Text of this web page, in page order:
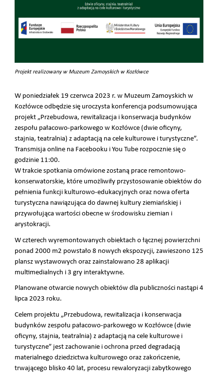
Projekt realizowany w Muzeum Zamoyskich w Kozłówce
W poniedziałek 19 czerwca 2023 r. w Muzeum Zamoyskich w
Kozłówce odbędzie się uroczysta konferencja podsumowująca
projekt „Przebudowa, rewitalizacja i konserwacja budynków
zespołu pałacowo-parkowego w Kozłówce (dwie oficyny,
stajnia, teatralnia) z adaptacją na cele kulturowe i turystyczne”.
Transmisja online na Facebooku i You Tube rozpocznie się o
godzinie 11:00.
W trakcie spotkania omówione zostaną prace remontowo-
konserwatorskie, które umożliwiły przystosowanie obiektów do
pełnienia funkcji kulturowo-edukacyjnych oraz nowa oferta
turystyczna nawiązująca do dawnej kultury ziemiańskiej i
przywołująca wartości obecne w środowisku ziemian i
arystokracji.
W czterech wyremontowanych obiektach o łącznej powierzchni
ponad 2000 m2 powstało 8 nowych ekspozycji, zawieszono 125
plansz wystawowych oraz zainstalowano 28 aplikacji
multimedialnych i 3 gry interaktywne.
Planowane otwarcie nowych obiektów dla publiczności nastąpi 4
lipca 2023 roku.
Celem projektu „Przebudowa, rewitalizacja i konserwacja
budynków zespołu pałacowo-parkowego w Kozłówce (dwie
oficyny, stajnia, teatralnia) z adaptacją na cele kulturowe i
turystyczne” jest zachowanie i ochrona przed degradacją
materialnego dziedzictwa kulturowego oraz zakończenie,
trwającego blisko 40 lat, procesu rewaloryzacji zabytkowego